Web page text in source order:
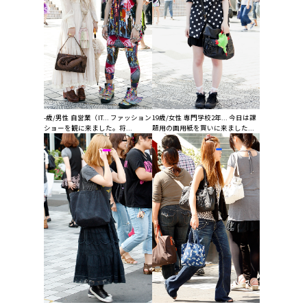
-歳/男性 自営業（IT... ファッション
ショーを観に来ました。将...
19歳/女性 専門学校2年... 今日は課
題用の画用紙を買いに来ました...